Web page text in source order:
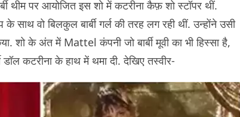
थीम पर आयोजित इस शो में कटरीना कैफ़ शो स्टॉपर थीं.
वो बिलकुल बार्बी गर्ल की तरह लग रही थीं. उन्होंने उसी
शो के अंत में Mattel कंपनी जो बार्बी मूवी का भी हिस्सा है,
डॉल कटरीना के हाथ में थमा दी. देखिए तस्वीर-